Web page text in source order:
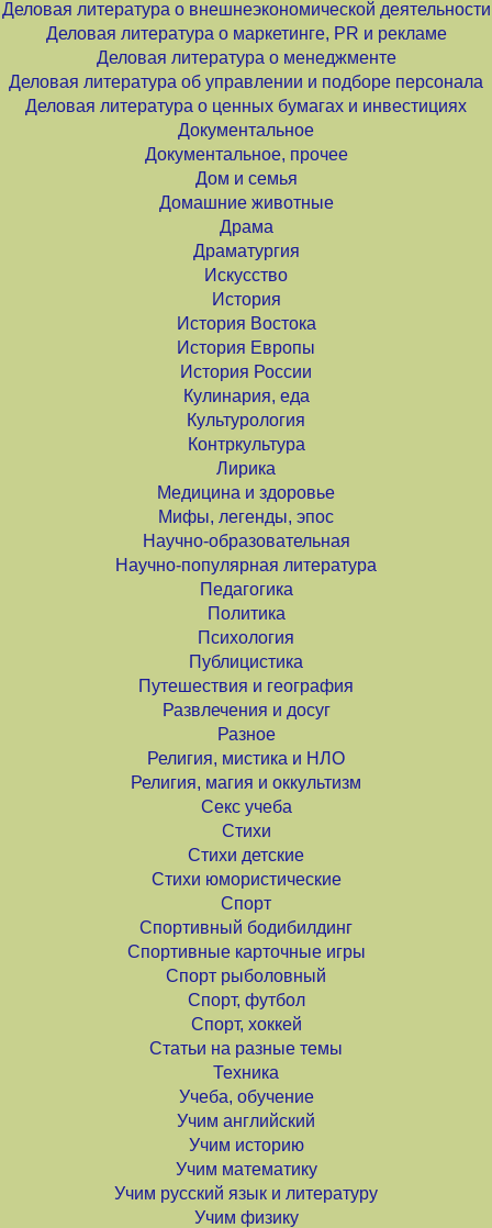
Деловая литература о внешнеэкономической деятельности
Деловая литература о маркетинге, PR и рекламе
Деловая литература о менеджменте
Деловая литература об управлении и подборе персонала
Деловая литература о ценных бумагах и инвестициях
Документальное
Документальное, прочее
Дом и семья
Домашние животные
Драма
Драматургия
Искусство
История
История Востока
История Европы
История России
Кулинария, еда
Культурология
Контркультура
Лирика
Медицина и здоровье
Мифы, легенды, эпос
Научно-образовательная
Научно-популярная литература
Педагогика
Политика
Психология
Публицистика
Путешествия и география
Развлечения и досуг
Разное
Религия, мистика и НЛО
Религия, магия и оккультизм
Секс учеба
Стихи
Стихи детские
Стихи юмористические
Спорт
Спортивный бодибилдинг
Спортивные карточные игры
Спорт рыболовный
Спорт, футбол
Спорт, хоккей
Статьи на разные темы
Техника
Учеба, обучение
Учим английский
Учим историю
Учим математику
Учим русский язык и литературу
Учим физику